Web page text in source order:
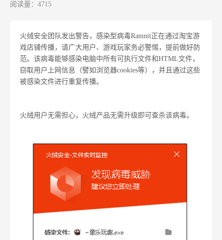
阅读量：4715
火绒安全团队发出警告，感染型病毒Ramnit正在通过淘宝游
戏店铺传播，请广大用户、游戏玩家务必警惕，提前做好防
范。该病毒能够感染电脑中所有可执行文件和HTML文件，
窃取用户上网信息（譬如浏览器cookies等），并且通过这些
被感染文件进行重复传播。
火绒用户无需担心，火绒产品无需升级即可查杀该病毒。